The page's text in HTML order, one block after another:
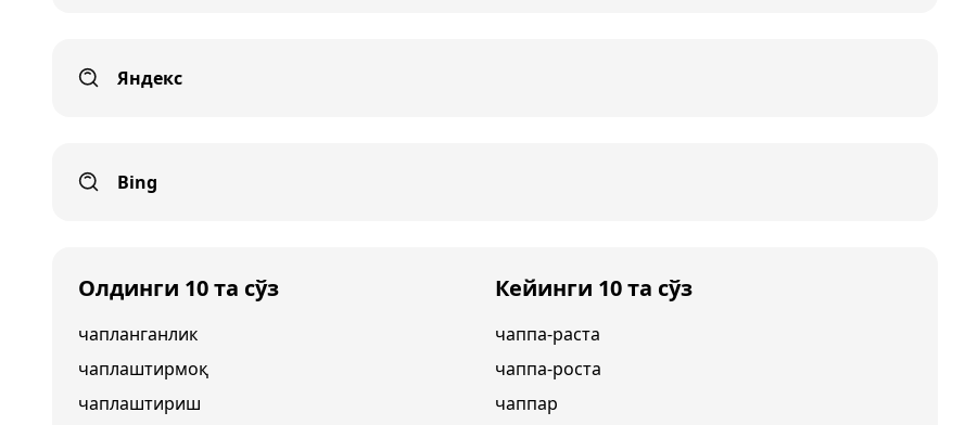
Яндекс
Bing
Олдинги 10 та сўз
чапланганлик
чаплаштирмоқ
чаплаштириш
Кейинги 10 та сўз
чаппа-раста
чаппа-роста
чаппар